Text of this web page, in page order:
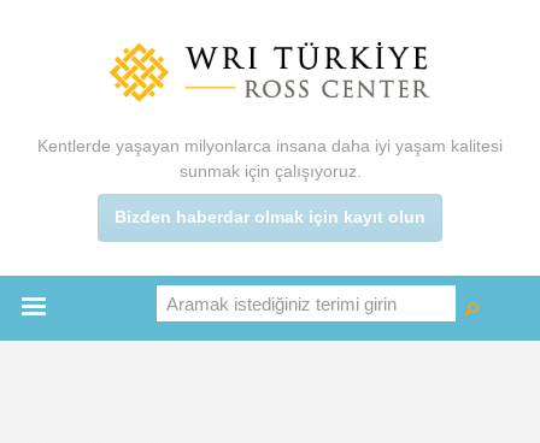
Kentlerde yaşayan milyonlarca insana daha iyi yaşam kalitesi
sunmak için çalışıyoruz.
Bizden haberdar olmak için kayıt olun
Ara
Ara